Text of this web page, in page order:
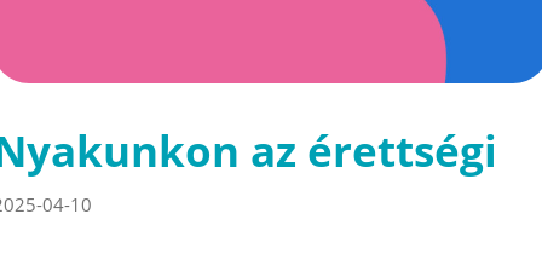
az érettségi
04-10